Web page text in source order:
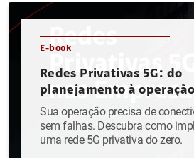
E-book
Redes Privativas 5G: do
planejamento à operação
Sua operação precisa de
sem falhas. Descubra como
uma rede 5G privativa do zero.